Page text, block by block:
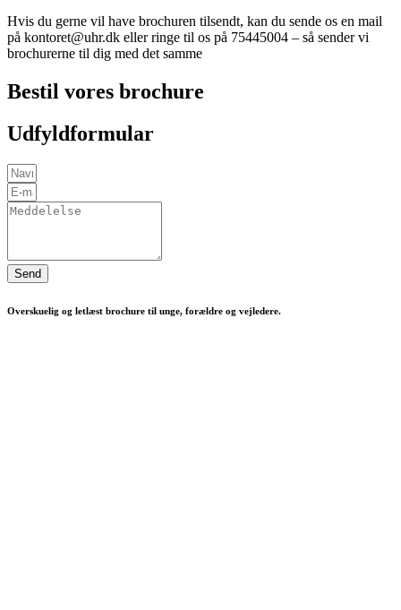
Hvis du gerne vil have brochuren tilsendt, kan du sende os en mail
på kontoret@uhr.dk eller ringe til os på 75445004 – så sender vi
brochurerne til dig med det samme
Bestil vores brochure
Udfyldformular
Send
Overskuelig og letlæst brochure til unge, forældre og vejledere.